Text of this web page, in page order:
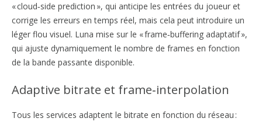
« cloud‑side prediction », qui anticipe les entrées du joueur et
corrige les erreurs en temps réel, mais cela peut introduire un
léger flou visuel. Luna mise sur le « frame‑buffering adaptatif »,
qui ajuste dynamiquement le nombre de frames en fonction
de la bande passante disponible.
Adaptive bitrate et frame‑interpolation
Tous les services adaptent le bitrate en fonction du réseau :